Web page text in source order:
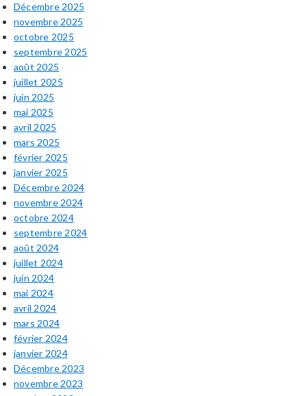
Décembre 2025
novembre 2025
octobre 2025
septembre 2025
août 2025
juillet 2025
juin 2025
mai 2025
avril 2025
mars 2025
février 2025
janvier 2025
Décembre 2024
novembre 2024
octobre 2024
septembre 2024
août 2024
juillet 2024
juin 2024
mai 2024
avril 2024
mars 2024
février 2024
janvier 2024
Décembre 2023
novembre 2023